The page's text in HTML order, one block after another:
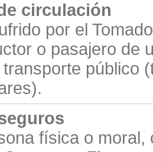
circulación
por el
o pasajero de
público
física o